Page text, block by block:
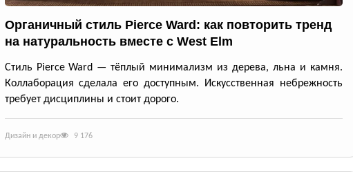
Органичный стиль Pierce Ward: как повторить тренд
на натуральность вместе с West Elm
Стиль Pierce Ward — тёплый минимализм из дерева, льна и камня.
Коллаборация сделала его доступным. Искусственная небрежность
требует дисциплины и стоит дорого.
Дизайн и декор 9 176